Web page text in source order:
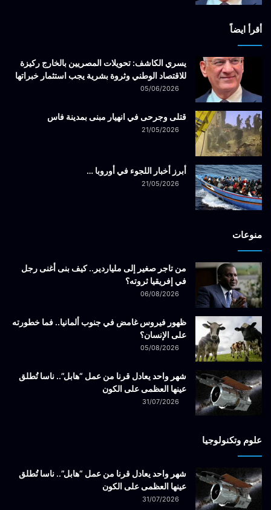
أقرأ ايضاً
يسري الكاشف: تحويلات المصريين بالخارج ركيزة
للاقتصاد الوطني وثروة بشرية يجب استثمار خبراتها
05/06/2026
قتلى وجرحى في انهيار مبنى بمدينة فاس
21/05/2026
أبرز أخبار اللجوء في أوروبا …
21/05/2026
منوعات
من تاجر صغير إلى ملياردير.. كيف بنى أغنى رجل
في إفريقيا ثروته؟
06/08/2026
ظهور فيروس غامض في جنوب ألمانيا.. فما خطورته
على الإنسان؟
05/08/2026
شهر واحد يعادل قرنا من عمل “هابل”.. ناسا تُطلق
عينها العظمى على الكون
31/07/2026
علوم وتكنولوجيا
شهر واحد يعادل قرنا من عمل “هابل”.. ناسا تُطلق
عينها العظمى على الكون
31/07/2026